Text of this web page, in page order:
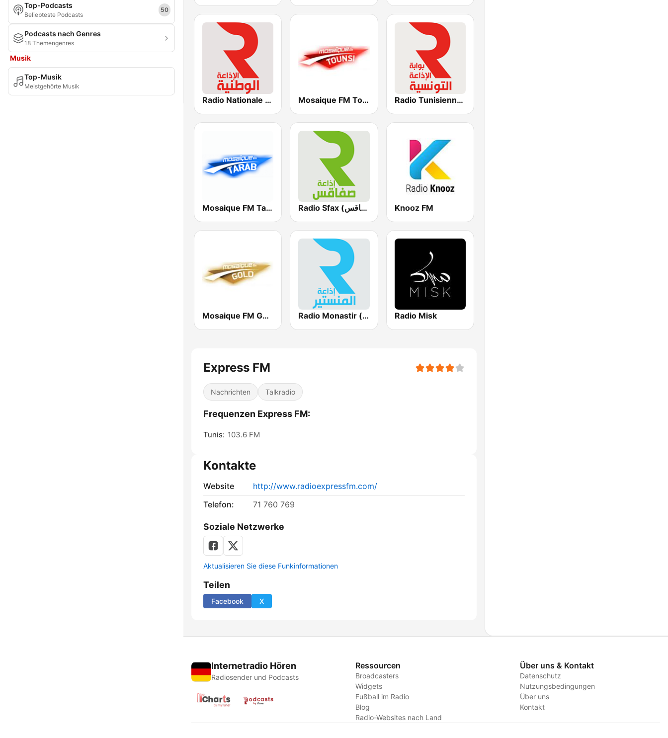
Top-Podcasts
Beliebteste Podcasts
50
Podcasts nach Genres
18 Themengenres
Musik
Top-Musik
Meistgehörte Musik
Radio Nationale (الإذاعة الوطنية) Mosaique FM Tounsi (موزاييك إف إم) Radio Tunisienne (الإذاعة الوطنية)
Mosaique FM Tarab (موزاييك إف إم) Radio Sfax (إذاعة صفاقس) Knooz FM
Mosaique FM Gold - (موزاييك إف إم) Radio Monastir (إذاعة المنستير) Radio Misk
Express FM
Nachrichten Talkradio
Frequenzen Express FM:
Tunis: 103.6 FM
Kontakte
Website
http://www.radioexpressfm.com/
Telefon:
71 760 769
Soziale Netzwerke
Aktualisieren Sie diese Funkinformationen
Teilen
Facebook X
Internetradio Hören
Radiosender und Podcasts
Ressourcen
Broadcasters
Widgets
Fußball im Radio
Blog
Radio-Websites nach Land
Über uns & Kontakt
Datenschutz
Nutzungsbedingungen
Über uns
Kontakt